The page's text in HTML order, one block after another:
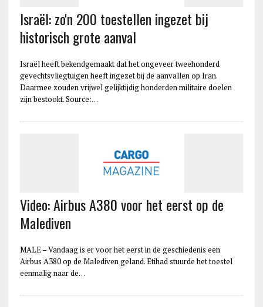
Israël: zo'n 200 toestellen ingezet bij
historisch grote aanval
Israël heeft bekendgemaakt dat het ongeveer tweehonderd
gevechtsvliegtuigen heeft ingezet bij de aanvallen op Iran.
Daarmee zouden vrijwel gelijktijdig honderden militaire doelen
zijn bestookt. Source:…
Video: Airbus A380 voor het eerst op de
Malediven
MALE – Vandaag is er voor het eerst in de geschiedenis een
Airbus A380 op de Malediven geland. Etihad stuurde het toestel
eenmalig naar de…